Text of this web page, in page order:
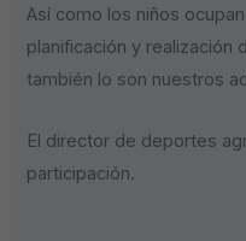
Así como los niños
planificación y realización
también lo son nuestros
El director de deportes
participación.